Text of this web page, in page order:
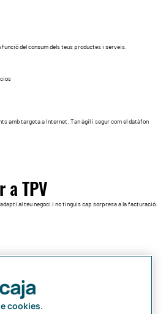
del consum dels teus productes i serveis.
amb targeta a Internet. Tan àgil i segur com el datàfon
a TPV
al teu negoci i no tinguis cap sorpresa a la facturació.
el pagament fraccionat de les compres amb el servei
cookies.